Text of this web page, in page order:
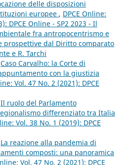
delle disposizioni
europee , DPCE Online:
DPCE Online - SP2 2023 - Il
fra antropocentrismo e
prospettive dal Diritto comparato
e R. Tarchi
Caso Carvalho: la Corte di
con la giustizia
Vol. 47 No. 2 (2021): DPCE
Il ruolo del Parlamento
differenziato tra Italia
Vol. 38 No. 1 (2019): DPCE
La reazione alla pandemia di
composti: una panoramica
Vol. 47 No. 2 (2021): DPCE